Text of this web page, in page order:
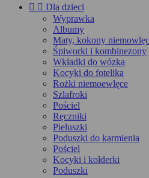
  Dla dzieci
Wyprawka
Albumy
Maty, kokony
Śpiworki i kombinezony
Wkładki do wózka
Kocyki do fotelika
Rożki niemoewlęce
Szlafroki
Pościel
Ręczniki
Pieluszki
Poduszki do karmienia
Pościel
Kocyki i kołderki
Poduszki